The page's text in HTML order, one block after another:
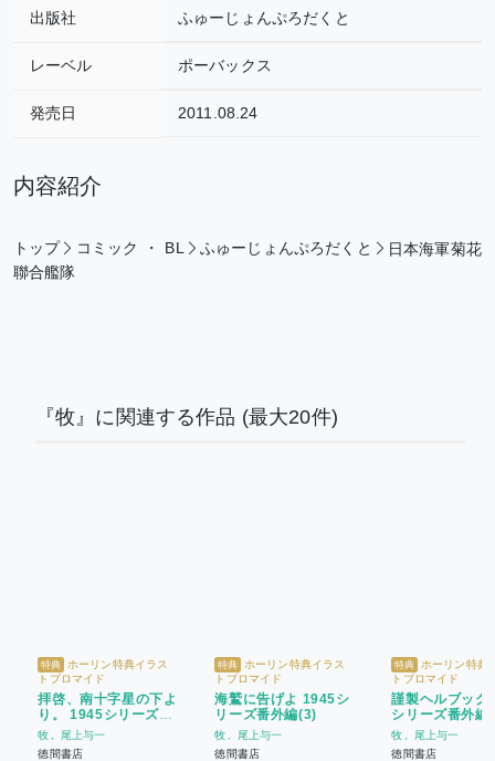
出版社 ふゅーじょんぷろだくと
レーベル ポーバックス
発売日 2011.08.24
内容紹介
トップ コミック ・ BL ふゅーじょんぷろだくと
日本海軍菊花
聯合艦隊
『牧』に関連する作品 (最大20件)
特典 ホーリン特典イラス
トブロマイド
拝啓、南十字星の下よ
り。 1945シリーズ番
外編(4)
牧
尾上与一
徳間書店
特典 ホーリン特典イラス
トブロマイド
海鷲に告げよ 1945シ
リーズ番外編(3)
牧
尾上与一
徳間書店
特典 ホーリン特典
トブロマイド
謹製ヘルブック
シリーズ番外編
牧
尾上与一
徳間書店